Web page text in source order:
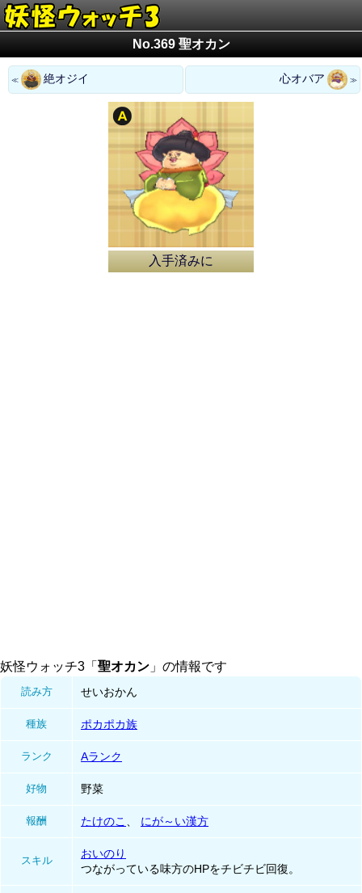
No.369 聖オカン
絶オジイ 心オバア
入手済みに
妖怪ウォッチ3「 聖オカン 」の情報です
読み方 せいおかん
種族 ポカポカ族
ランク Aランク
好物 野菜
報酬 たけのこ にが～い漢方
スキル
おいのり
つながっている味方のHPをチビチビ回復。